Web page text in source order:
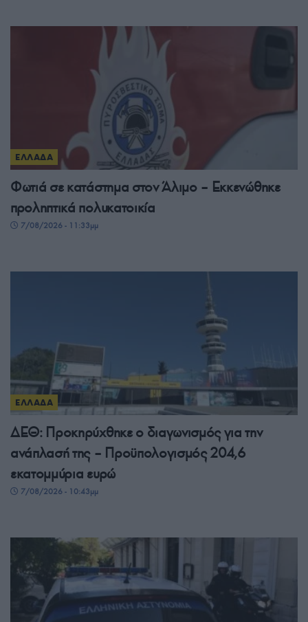
ΕΛΛΑΔΑ
Φωτιά σε κατάστημα στον Άλιμο – Εκκενώθηκε
προληπτικά πολυκατοικία
7/08/2026 - 11:33μμ
ΕΛΛΑΔΑ
ΔΕΘ: Προκηρύχθηκε ο διαγωνισμός για την
ανάπλασή της – Προϋπολογισμός 204,6
εκατομμύρια ευρώ
7/08/2026 - 10:43μμ